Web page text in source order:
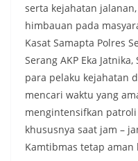
serta kejahatan
himbauan pada
Kasat Samapta Polres
Serang AKP Eka
para pelaku kejahatan
mencari waktu yang
mengintensifkan
khususnya saat jam –
Kamtibmas tetap aman